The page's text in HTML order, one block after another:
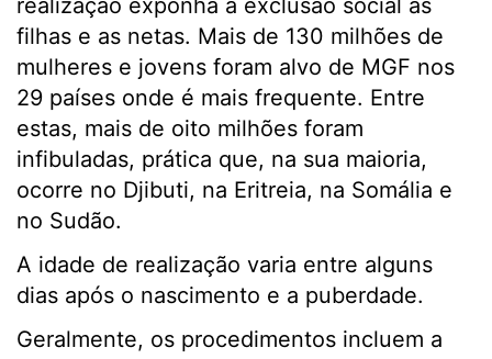
realização exponha à exclusão social as
filhas e as netas. Mais de 130 milhões de
mulheres e jovens foram alvo de MGF nos
29 países onde é mais frequente. Entre
estas, mais de oito milhões foram
infibuladas, prática que, na sua maioria,
ocorre no Djibuti, na Eritreia, na Somália e
no Sudão.
A idade de realização varia entre alguns
dias após o nascimento e a puberdade.
Geralmente, os procedimentos incluem a